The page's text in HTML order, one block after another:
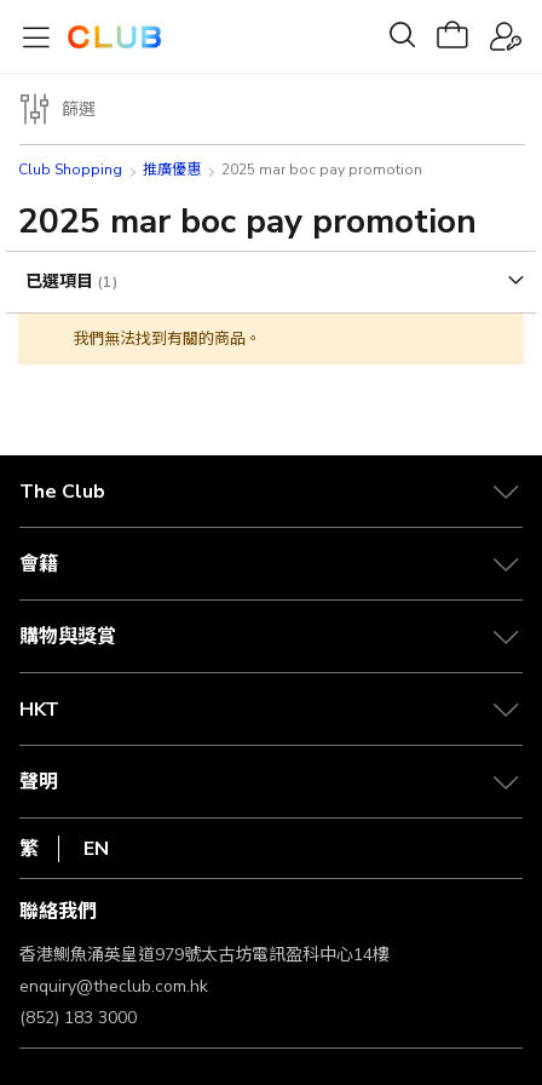
Club Shopping 推廣優惠 2025 mar boc pay promotion
2025 mar boc pay promotion
我們無法找到有關的商品。
篩選
已選項目
The Club
關於 The Club
合作夥伴
媒體中心
會籍
會籍及專屬禮遇
賺取積分
購物與獎賞
物流與配送
Club Shopping 商品領取站
常見問題
HKT
csl.
1010
HKT
聲明
私隱聲明
使用條款
條款及細則
不歧視及不騷擾聲明
認可牌照及通告
繁 EN
聯絡我們
香港鰂魚涌英皇道979號太古坊電訊盈科中心14樓
enquiry@theclub.com.hk
(852) 183 3000